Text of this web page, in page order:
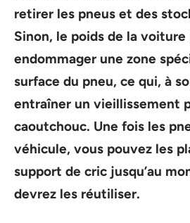
retirer les pneus et des
Sinon, le poids de la voiture
endommager une zone
surface du pneu, ce qui, à
entraîner un vieillissement
caoutchouc. Une fois les
véhicule, vous pouvez les
support de cric jusqu’au
devrez les réutiliser.